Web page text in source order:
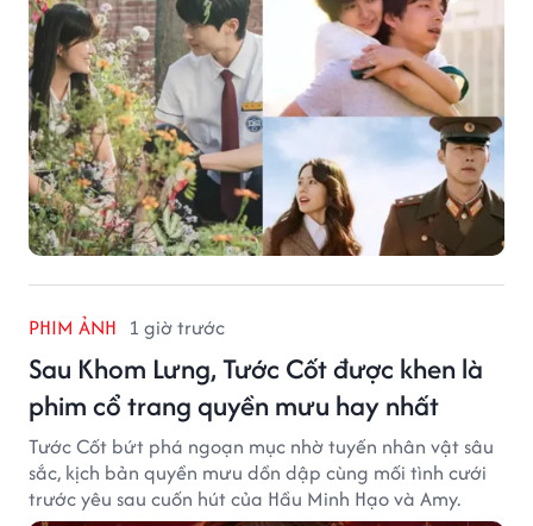
PHIM ẢNH 1 giờ trước
Sau Khom Lưng, Tước Cốt được khen là
phim cổ trang quyền mưu hay nhất
Tước Cốt bứt phá ngoạn mục nhờ tuyến nhân vật sâu
sắc, kịch bản quyền mưu dồn dập cùng mối tình cưới
trước yêu sau cuốn hút của Hầu Minh Hạo và Amy.